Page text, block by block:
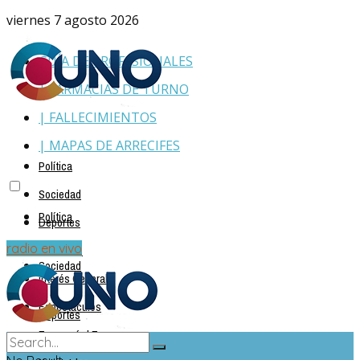
viernes 7 agosto 2026
GUÍA DE PROFESIONALES
| FARMACIAS DE TURNO
| FALLECIMIENTOS
| MAPAS DE ARRECIFES
Política
Sociedad
Deportes
Policiales
Interés General
Espectáculos
Economía | Empresas
Política
Sociedad
Deportes
radio en vivo